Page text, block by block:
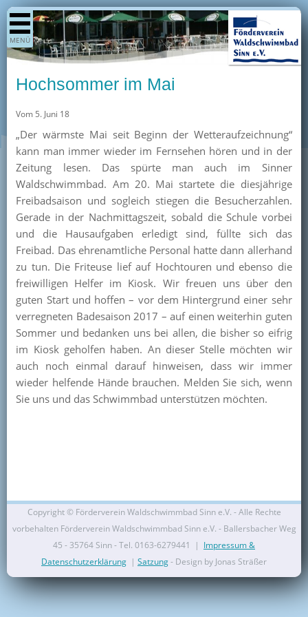
MENÜ
Shop
Aktuelles
Termine
Berichte
Bilder
/ Preise
Kurse
Unterstützer
Team
Pressearchiv
Mitglied werden
Hochsommer im Mai
Vom 5. Juni 18
„Der wärmste Mai seit Beginn der Wetteraufzeichnung“
kann man immer wieder im Fernsehen hören und in der
Zeitung lesen. Das spürte man auch im Sinner
Waldschwimmbad. Am 20. Mai startete die diesjährige
Freibadsaison und sogleich stiegen die Besucherzahlen.
Gerade in der Nachmittagszeit, sobald die Schule vorbei
und die Hausaufgaben erledigt sind, füllte sich das
Freibad. Das ehrenamtliche Personal hatte dann allerhand
zu tun. Die Friteuse lief auf Hochtouren und ebenso die
freiwilligen Helfer im Kiosk. Wir freuen uns über den
guten Start und hoffen – vor dem Hintergrund einer sehr
verregneten Badesaison 2017 – auf einen weiterhin guten
Sommer und bedanken uns bei allen, die bisher so eifrig
im Kiosk geholfen haben. An dieser Stelle möchten wir
auch noch einmal darauf hinweisen, dass wir immer
wieder helfende Hände brauchen. Melden Sie sich, wenn
Sie uns und das Schwimmbad unterstützen möchten.
Copyright © Förderverein Waldschwimmbad Sinn e.V. - Alle Rechte
vorbehalten Förderverein Waldschwimmbad Sinn e.V. - Ballersbacher Weg
45 - 35764 Sinn - Tel. 0163-6279441 | Impressum &
Datenschutzerklärung | Satzung- Design by Jonas Sträßer